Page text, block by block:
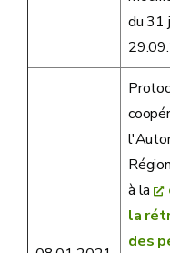
du 31
à la
la
des